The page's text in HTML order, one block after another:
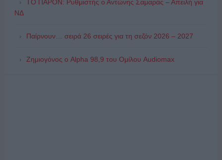
ΤΟ ΠΑΡΟΝ: Ρυθμιστής ο Αντώνης Σαμαράς – Απειλή για
ΝΔ
Παίρνουν… σειρά 26 σειρές για τη σεζόν 2026 – 2027
Ζημιογόνος ο Alpha 98,9 του Ομίλου Audiomax